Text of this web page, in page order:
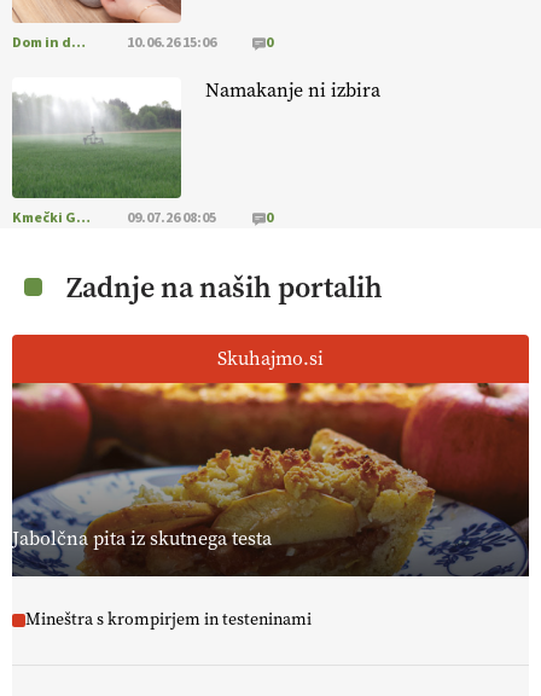
Dom in družina 10.06.26 15:06 0
Namakanje ni izbira
Kmečki Glas 09.07.26 08:05 0
Zadnje na naših portalih
Skuhajmo.si
Jabolčna pita iz skutnega testa
Mineštra s krompirjem in testeninami